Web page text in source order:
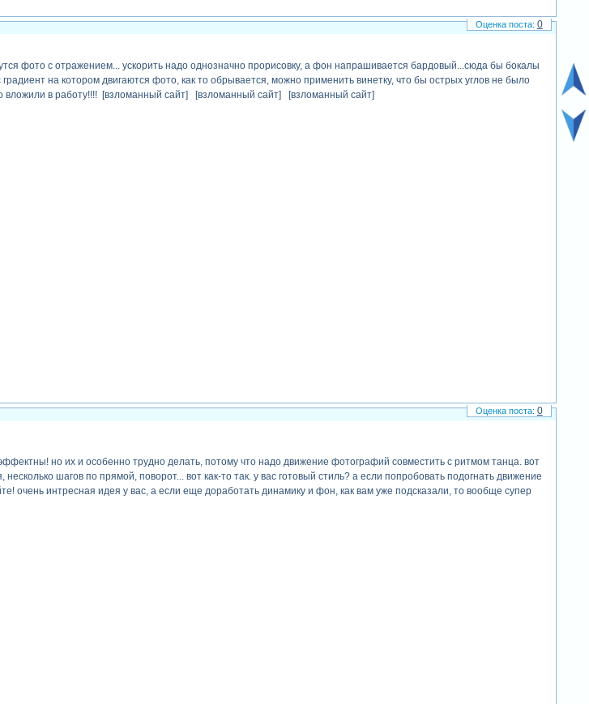
фото с отражением... ускорить надо однозначно прорисовку, а фон напрашивается бардовый...сюда бы бокалы
на котором двигаются фото, как то обрывается, можно применить винетку, что бы острых углов не было
вложили в работу!!!! [взломанный сайт] [взломанный сайт] [взломанный сайт]
0
но их и особенно трудно делать, потому что надо движение фотографий совместить с ритмом танца. вот
шагов по прямой, поворот... вот как-то так. у вас готовый стиль? а если попробовать подогнать движение
очень интресная идея у вас, а если еще доработать динамику и фон, как вам уже подсказали, то вообще супер
0